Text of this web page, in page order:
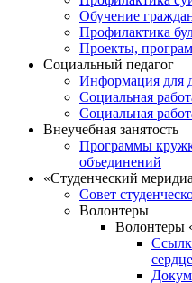
Обучение
Профилактика
Проекты,
Социальный педагог
Информация для
Социальная
Социальная
Внеучебная занятость
Программы
объединений
«Студенческий
Совет
Волонтеры
Волонтеры